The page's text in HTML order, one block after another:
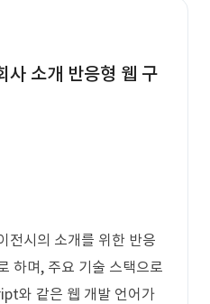
사 소개 반응형 웹 구
전시의 소개를 위한 반응
하며, 주요 기술 스택으로
와 같은 웹 개발 언어가